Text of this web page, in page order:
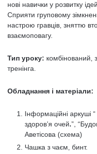
нові навички у розвитку
Сприяти груповому
настрою гравців, зняттю
взаємоповагу.
Тип уроку: комбінований,
тренінга.
Обладнання і матеріали:
Інформаційні аркуші
здоров’я очей.”,
Аветісова (схема)
Чашка з чаєм, бинт.